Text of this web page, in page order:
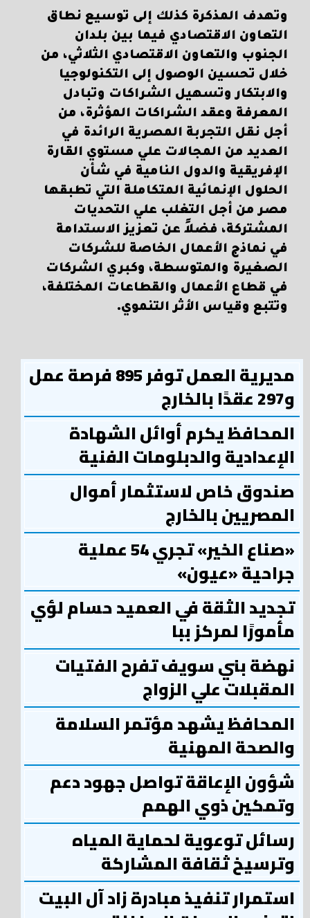
وتهدف المذكرة كذلك إلى توسيع نطاق
التعاون الاقتصادي فيما بين بلدان
الجنوب والتعاون الاقتصادي الثلاثي، من
خلال تحسين الوصول إلى التكنولوجيا
والابتكار وتسهيل الشراكات وتبادل
المعرفة وعقد الشراكات المؤثرة، من
أجل نقل التجربة المصرية الرائدة في
العديد من المجالات علي مستوي القارة
الإفريقية والدول النامية في شأن
الحلول الإنمائية المتكاملة التي تطبقها
مصر من أجل التغلب علي التحديات
المشتركة، فضلاً عن تعزيز الاستدامة
في نماذج الأعمال الخاصة للشركات
الصغيرة والمتوسطة، وكبري الشركات
في قطاع الأعمال والقطاعات المختلفة،
وتتبع وقياس الأثر التنموي.
مديرية العمل توفر 895 فرصة عمل
و297 عقدًا بالخارج
المحافظ يكرم أوائل الشهادة
الإعدادية والدبلومات الفنية
صندوق خاص لاستثمار أموال
المصريين بالخارج
«صناع الخير» تجري 54 عملية
جراحية «عيون»
تجديد الثقة في العميد حسام لؤي
مأمورًا لمركز ببا
نهضة بني سويف تفرح الفتيات
المقبلات علي الزواج
المحافظ يشهد مؤتمر السلامة
والصحة المهنية
شؤون الإعاقة تواصل جهود دعم
وتمكين ذوي الهمم
رسائل توعوية لحماية المياه
وترسيخ ثقافة المشاركة
استمرار تنفيذ مبادرة زاد آل البيت